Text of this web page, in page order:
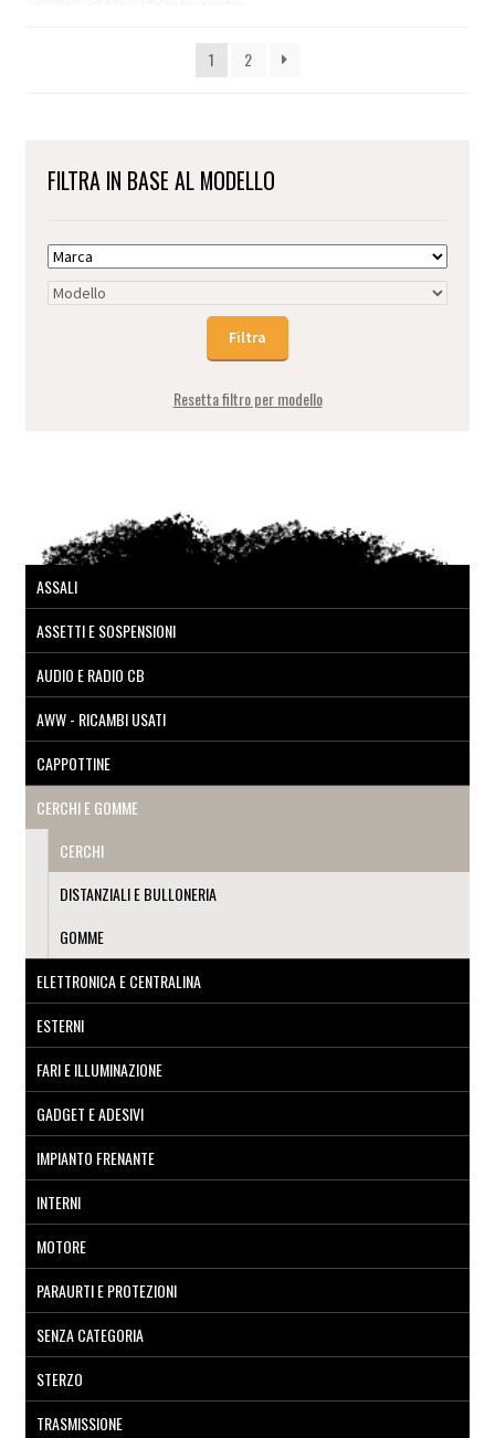
1 2
FILTRA IN BASE AL MODELLO
Resetta filtro per modello
ASSALI
ASSETTI E SOSPENSIONI
AUDIO E RADIO CB
AWW - RICAMBI USATI
CAPPOTTINE
CERCHI E GOMME
CERCHI
DISTANZIALI E BULLONERIA
GOMME
ELETTRONICA E CENTRALINA
ESTERNI
FARI E ILLUMINAZIONE
GADGET E ADESIVI
IMPIANTO FRENANTE
INTERNI
MOTORE
PARAURTI E PROTEZIONI
SENZA CATEGORIA
STERZO
TRASMISSIONE